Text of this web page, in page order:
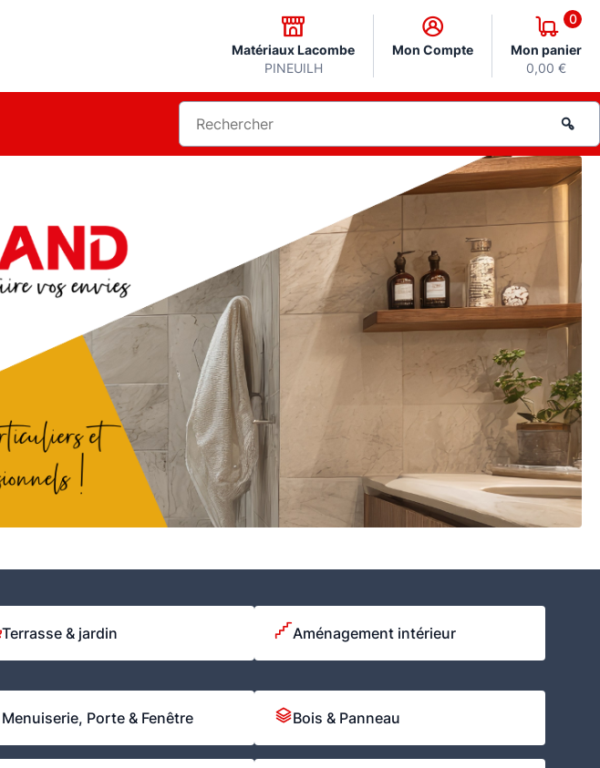
Matériaux Lacombe
PINEUILH
Mon Compte Mon panier
0
0,00 €
Terrasse & jardin Aménagement intérieur
Menuiserie, Porte & Fenêtre Bois & Panneau